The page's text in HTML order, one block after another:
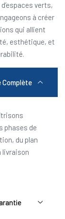
verts,
à créer
qui allient
esthétique, et
Complète
phases de
du plan
livraison